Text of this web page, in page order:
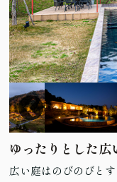
ゆったりとした広
広い庭はのびのびと